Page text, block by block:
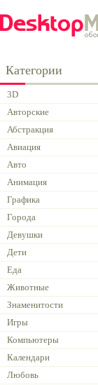
Категории
3D
Авторские
Абстракция
Авиация
Авто
Анимация
Графика
Города
Девушки
Дети
Еда
Животные
Знаменитости
Игры
Компьютеры
Календари
Любовь